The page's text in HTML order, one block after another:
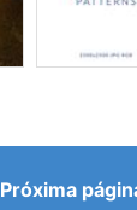
Próxima